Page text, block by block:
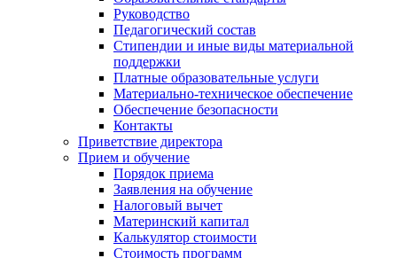
Руководство
Педагогический состав
Стипендии и иные виды материальной
поддержки
Платные образовательные услуги
Материально-техническое обеспечение
Обеспечение безопасности
Контакты
Приветствие директора
Прием и обучение
Порядок приема
Заявления на обучение
Налоговый вычет
Материнский капитал
Калькулятор стоимости
Стоимость программ